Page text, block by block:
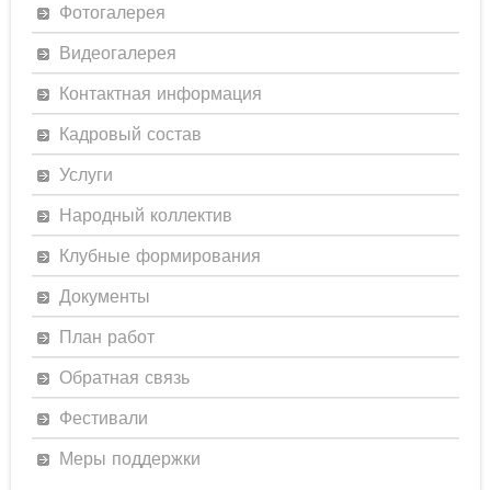
Фотогалерея
Видеогалерея
Контактная информация
Кадровый состав
Услуги
Народный коллектив
Клубные формирования
Документы
План работ
Обратная связь
Фестивали
Меры поддержки